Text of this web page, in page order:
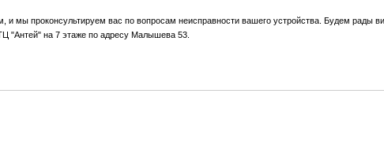
и мы проконсультируем вас по вопросам неисправности вашего устройства. Будем рады
"Антей" на 7 этаже по адресу Малышева 53.